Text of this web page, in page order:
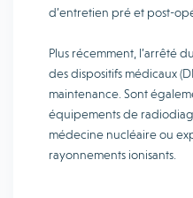
d’entretien pré et post-
Plus récemment, l’arrêté
des dispositifs médicaux
maintenance. Sont
équipements de
médecine nucléaire ou
rayonnements ionisants.